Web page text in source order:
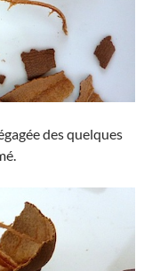
des quelques